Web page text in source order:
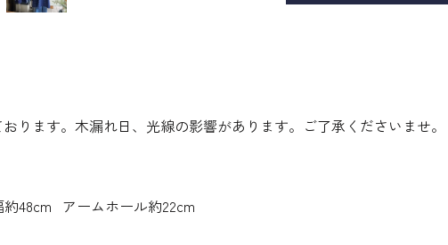
ります。木漏れ日、光線の影響があります。ご了承くださいませ。
48cm アームホール約22cm